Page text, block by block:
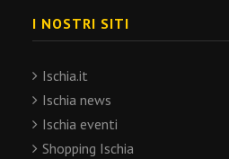
I NOSTRI SITI
Ischia.it
Ischia news
Ischia eventi
Shopping Ischia